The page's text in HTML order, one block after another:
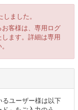
ました。
客様は、専用ログ
ます。詳細は専用
るユーザー様は以下